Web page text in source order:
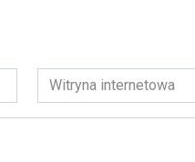
Witryna
internetowa